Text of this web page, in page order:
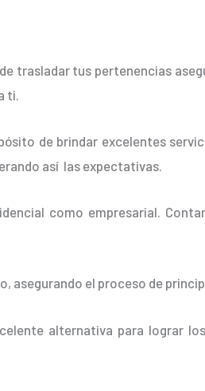
trasladar tus pertenencias
ti.
de brindar excelentes
así las expectativas.
como empresarial.
asegurando el proceso de
alternativa para lograr